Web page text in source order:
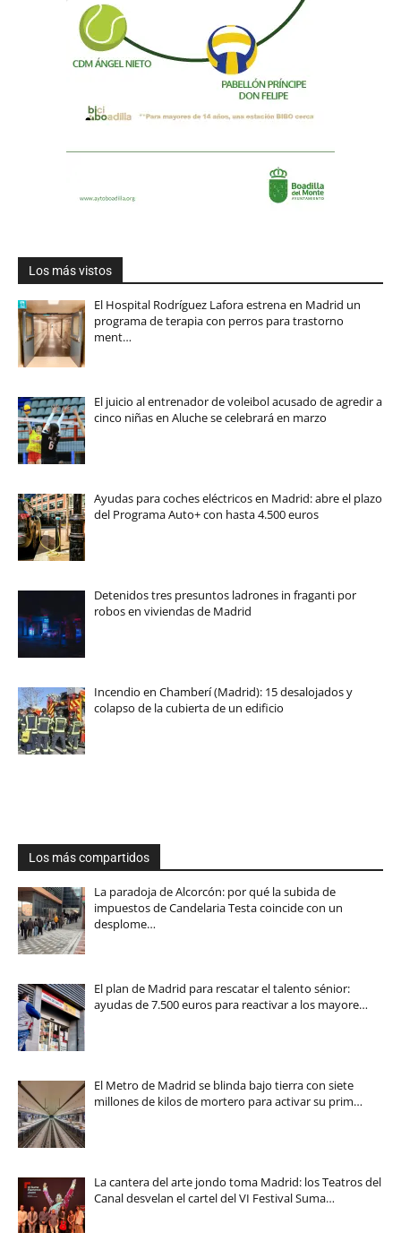
Los más vistos
El Hospital Rodríguez Lafora estrena en Madrid un
programa de terapia con perros para trastorno
ment…
El juicio al entrenador de voleibol acusado de agredir a
cinco niñas en Aluche se celebrará en marzo
Ayudas para coches eléctricos en Madrid: abre el plazo
del Programa Auto+ con hasta 4.500 euros
Detenidos tres presuntos ladrones in fraganti por
robos en viviendas de Madrid
Incendio en Chamberí (Madrid): 15 desalojados y
colapso de la cubierta de un edificio
Los más compartidos
La paradoja de Alcorcón: por qué la subida de
impuestos de Candelaria Testa coincide con un
desplome…
El plan de Madrid para rescatar el talento sénior:
ayudas de 7.500 euros para reactivar a los mayore…
El Metro de Madrid se blinda bajo tierra con siete
millones de kilos de mortero para activar su prim…
La cantera del arte jondo toma Madrid: los Teatros del
Canal desvelan el cartel del VI Festival Suma…